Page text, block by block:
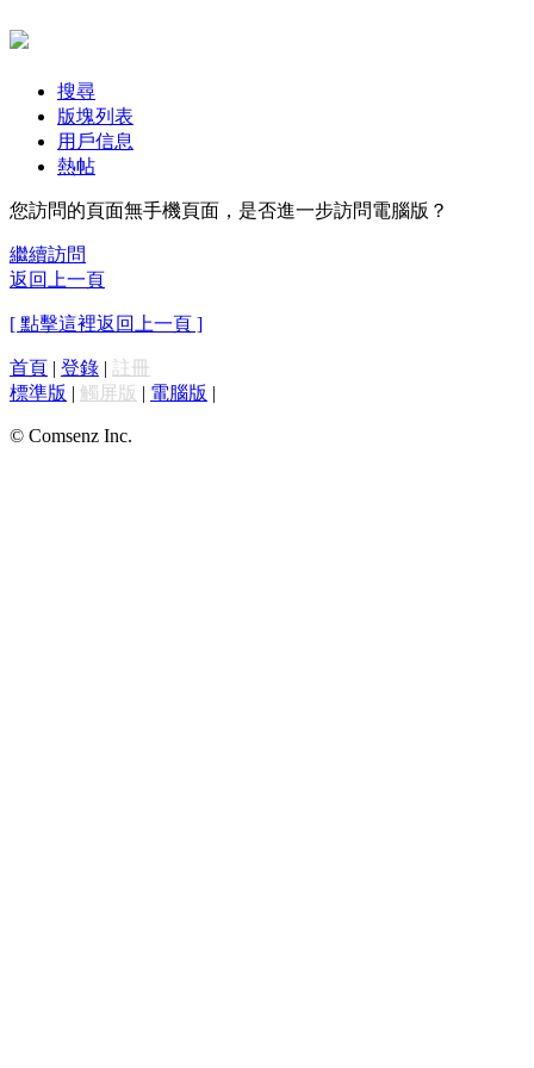
搜尋
版塊列表
用戶信息
熱帖
您訪問的頁面無手機頁面，是否進一步訪問電腦版？
繼續訪問
返回上一頁
[ 點擊這裡返回上一頁 ]
首頁 | 登錄 | 註冊
標準版 | 觸屏版 | 電腦版 |
© Comsenz Inc.